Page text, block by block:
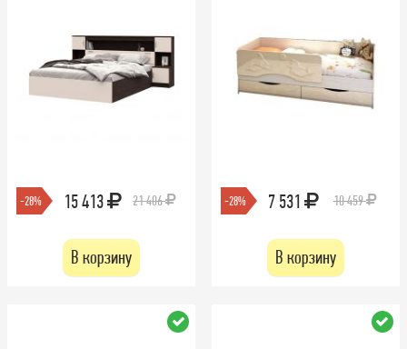
-28% 15 413 21 406
В корзину
-28% 7 531 10 459
В корзину